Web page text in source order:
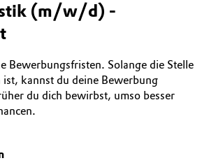
& Health
Transportation
(m/w/d) -
Bewerbungsfristen. Solange die Stelle
ist, kannst du deine Bewerbung
du dich bewirbst, umso besser